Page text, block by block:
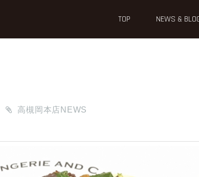
TOP NEWS &
高槻岡本店NEWS